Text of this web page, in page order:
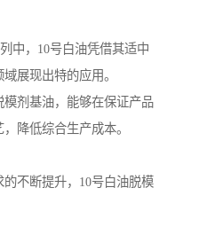
中，10号白油凭借其适中
展现出特的应用。
剂基油，能够在保证产品
降低综合生产成本。
不断提升，10号白油脱模